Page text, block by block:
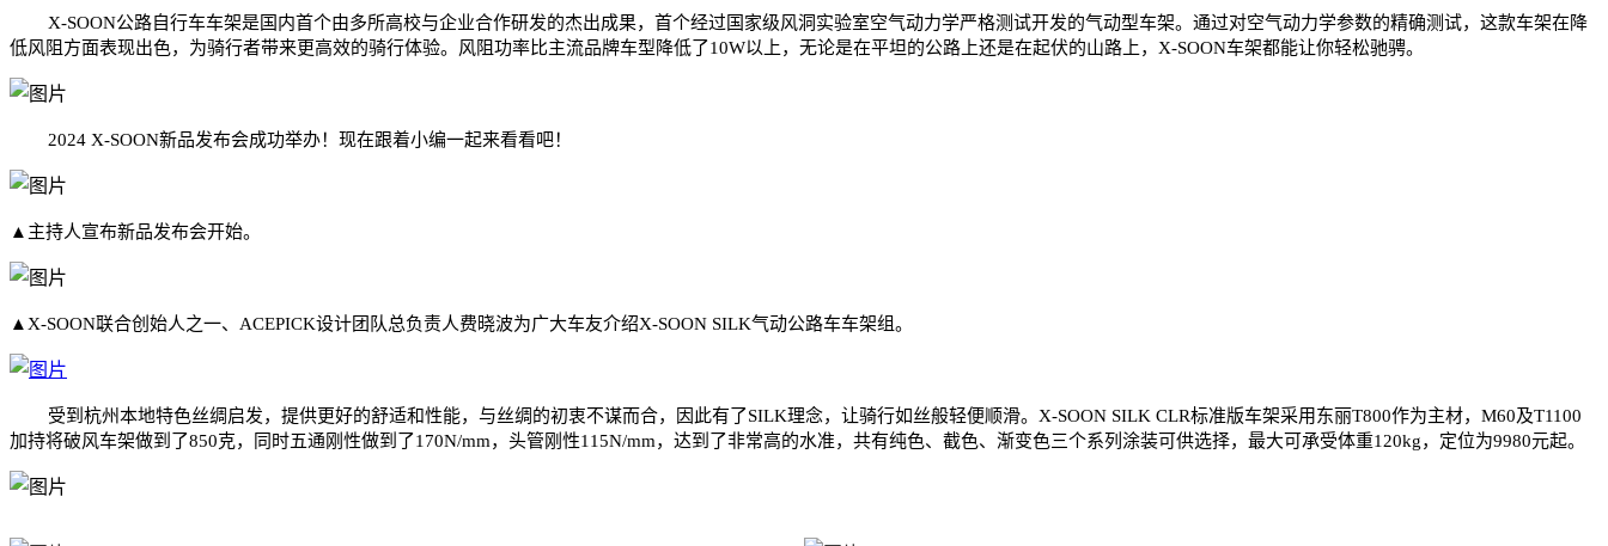
X-SOON公路自行车车架是国内首个由多所高校与企业合作研发的杰出成果，首个经过国家级风洞实验室空气动力学严格测试开发的气动型车架。通过对空气动力学参数的精确测试，这款车架在降
低风阻方面表现出色，为骑行者带来更高效的骑行体验。风阻功率比主流品牌车型降低了10W以上，无论是在平坦的公路上还是在起伏的山路上，X-SOON车架都能让你轻松驰骋。
2024 X-SOON新品发布会成功举办！现在跟着小编一起来看看吧！
▲主持人宣布新品发布会开始。
▲X-SOON联合创始人之一、ACEPICK设计团队总负责人费晓波为广大车友介绍X-SOON SILK气动公路车车架组。
受到杭州本地特色丝绸启发，提供更好的舒适和性能，与丝绸的初衷不谋而合，因此有了SILK理念，让骑行如丝般轻便顺滑。X-SOON SILK CLR标准版车架采用东丽T800作为主材，M60及T1100
加持将破风车架做到了850克，同时五通刚性做到了170N/mm，头管刚性115N/mm，达到了非常高的水准，共有纯色、截色、渐变色三个系列涂装可供选择，最大可承受体重120kg，定位为9980元起。